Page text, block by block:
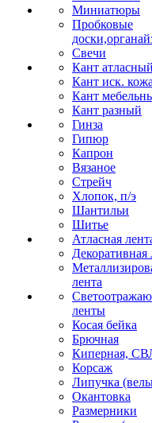
Миниатюры
Пробковые
Свечи
Кант атласный
Кант иск. кожа
Кант
Кант разный
Гинза
Гипюр
Капрон
Вязаное
Стрейч
Хлопок, п/э
Шантильи
Шитье
Атласная
Декоративная
лента
ленты
Косая бейка
Брючная
Киперная,
Корсаж
Липучка
Окантовка
Размерники